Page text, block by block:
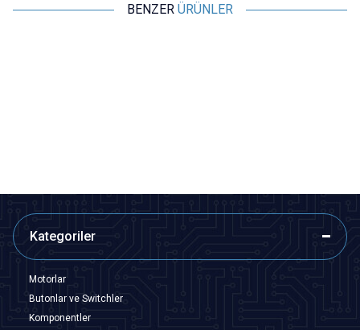
BENZER ÜRÜNLER
Kategoriler
Motorlar
Butonlar ve Switchler
Komponentler